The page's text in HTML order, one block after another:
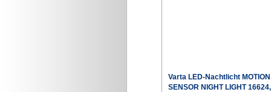
Varta LED-Nachtlicht MOTION
SENSOR NIGHT LIGHT